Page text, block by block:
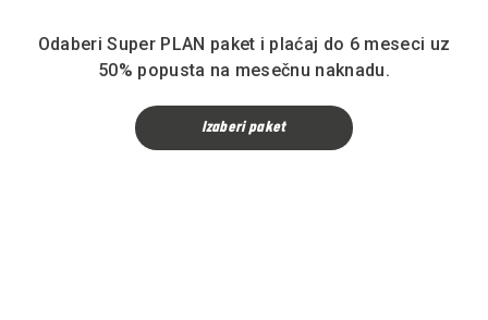
OdaberiSuper PLAN paket i plaćaj do 6 meseci uz
50% popusta na mesečnu naknadu.
Izaberi paket